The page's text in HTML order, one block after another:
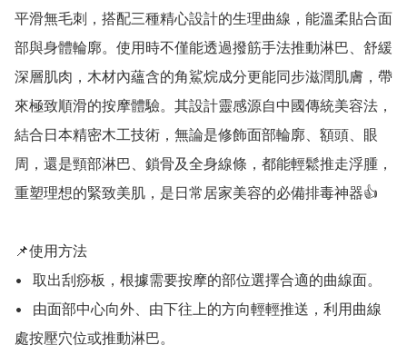
平滑無毛刺，搭配三種精心設計的生理曲線，能溫柔貼合面
部與身體輪廓。使用時不僅能透過撥筋手法推動淋巴、舒緩
深層肌肉，木材內蘊含的角鯊烷成分更能同步滋潤肌膚，帶
來極致順滑的按摩體驗。其設計靈感源自中國傳統美容法，
結合日本精密木工技術，無論是修飾面部輪廓、額頭、眼
周，還是頸部淋巴、鎖骨及全身線條，都能輕鬆推走浮腫，
重塑理想的緊致美肌，是日常居家美容的必備排毒神器👍
📌使用方法
•	取出刮痧板，根據需要按摩的部位選擇合適的曲線面。
•	由面部中心向外、由下往上的方向輕輕推送，利用曲線
處按壓穴位或推動淋巴。